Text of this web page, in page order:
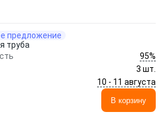
предложение
труба
95%
3 шт.
10 - 11 августа
В корзину